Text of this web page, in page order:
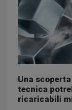
Una
tecnica
ricaricabili